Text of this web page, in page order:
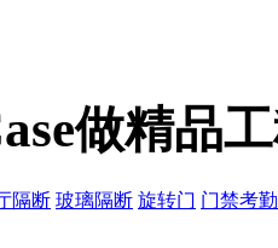
做精品
隔断 玻璃隔断 旋转门 门禁考勤